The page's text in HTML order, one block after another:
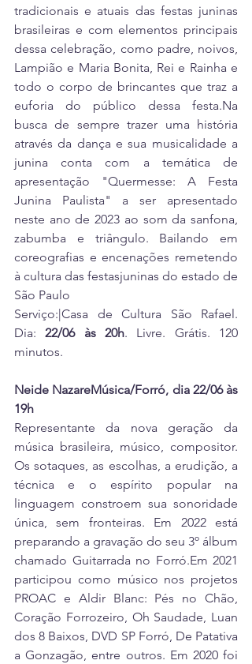
tradicionais e atuais das festas juninas
brasileiras e com elementos principais
dessa celebração, como padre, noivos,
Lampião e Maria Bonita, Rei e Rainha e
todo o corpo de brincantes que traz a
euforia do público dessa festa.Na
busca de sempre trazer uma história
através da dança e sua musicalidade a
junina conta com a temática de
apresentação "Quermesse: A Festa
Junina Paulista" a ser apresentado
neste ano de 2023 ao som da sanfona,
zabumba e triângulo. Bailando em
coreografias e encenações remetendo
à cultura das festasjuninas do estado de
São Paulo
Serviço:|Casa de Cultura São Rafael.
Dia: 22/06 às 20h. Livre. Grátis. 120
minutos.
Neide NazareMúsica/Forró, dia 22/06 às
19h
Representante da nova geração da
música brasileira, músico, compositor.
Os sotaques, as escolhas, a erudição, a
técnica e o espírito popular na
linguagem constroem sua sonoridade
única, sem fronteiras. Em 2022 está
preparando a gravação do seu 3º álbum
chamado Guitarrada no Forró.Em 2021
participou como músico nos projetos
PROAC e Aldir Blanc: Pés no Chão,
Coração Forrozeiro, Oh Saudade, Luan
dos 8 Baixos, DVD SP Forró, De Patativa
a Gonzagão, entre outros. Em 2020 foi